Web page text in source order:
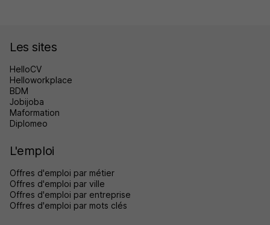
Les sites
HelloCV
Helloworkplace
BDM
Jobijoba
Maformation
Diplomeo
L'emploi
Offres d'emploi par métier
Offres d'emploi par ville
Offres d'emploi par entreprise
Offres d'emploi par mots clés